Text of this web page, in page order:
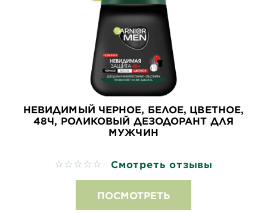
НЕВИДИМЫЙ ЧЕРНОЕ, БЕЛОЕ, ЦВЕТНОЕ,
48Ч, РОЛИКОВЫЙ ДЕЗОДОРАНТ ДЛЯ
МУЖЧИН
No reviews Смотреть отзывы
ПОСМОТРЕТЬ